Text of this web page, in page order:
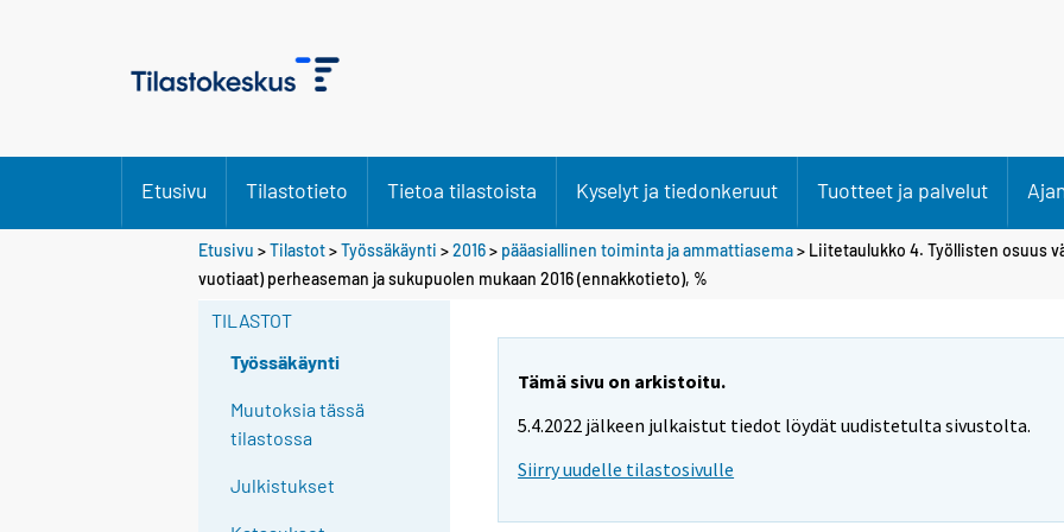
Etusivu Tilastotieto Tietoa tilastoista Kyselyt ja tiedonkeruut Tuotteet ja palvelut
Etusivu >Tilastot>Työssäkäynti >2016> pääasiallinen toiminta ja ammattiasema> Liitetaulukko 4. Työllisten osuus
vuotiaat) perheaseman ja sukupuolen mukaan 2016 (ennakkotieto), %
TILASTOT
Työssäkäynti
Muutoksia tässä
tilastossa
Julkistukset
Tämä sivu on arkistoitu.
5.4.2022 jälkeen julkaistut tiedot löydät uudistetulta sivustolta.
Siirry uudelle tilastosivulle